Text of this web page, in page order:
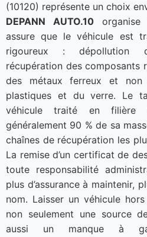
(10120) représente un choix
DEPANN AUTO.10 organise
assure que le véhicule est
rigoureux : dépollution
récupération des composants
des métaux ferreux et non
plastiques et du verre. Le
véhicule traité en filière
généralement 90 % de sa
chaînes de récupération les
La remise d’un certificat de
toute responsabilité
plus d’assurance à maintenir,
nom. Laisser un véhicule hors
non seulement une source
aussi un manque à